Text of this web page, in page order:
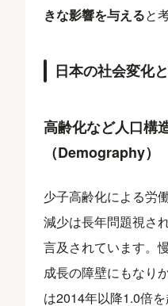
きな影響を与えると
日本の社会変化
高齢化など人口構
（Demography）
少子高齢化による労
減少は長年問題視さ
言及されています。
成長の障壁にもなり
は2014年以降1.0倍